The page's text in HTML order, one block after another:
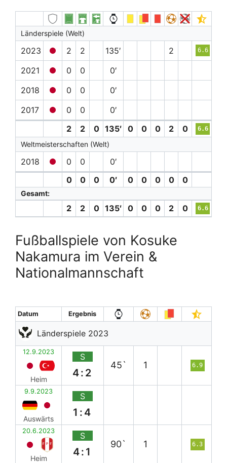
Länderspiele (Welt)
2023 2 2 135′ 2 6.6
2021 0 0
0′
2018
0 0
0′
2017
0 0
0′
2
2 0 135′ 0 0 0 2 0 6.6
Weltmeisterschaften (Welt)
2018 0 0
0′
0
0 0 0′ 0 0 0 0 0
Gesamt:
2 2 0 135′ 0 0 0 2 0 6.6
Fußballspiele von Kosuke
Nakamura im Verein &
Nationalmannschaft
Datum Ergebnis
Länderspiele 2023
12.9.2023
Heim
S
4:2
45` 1 6.9
9.9.2023
Auswärts
S
1:4
20.6.2023
Heim
S
4:1
90` 1 6.3